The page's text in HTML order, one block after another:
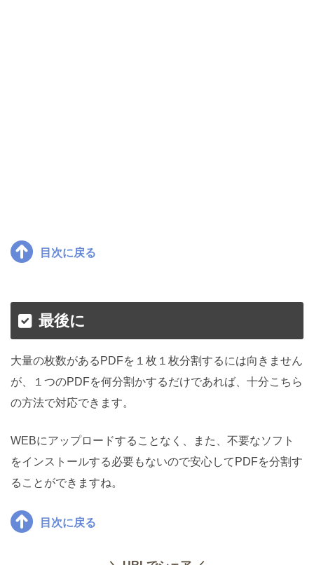
目次に戻る
最後に
大量の枚数があるPDFを１枚１枚分割するには向きません
が、１つのPDFを何分割かするだけであれば、十分こちら
の方法で対応できます。
WEBにアップロードすることなく、また、不要なソフト
をインストールする必要もないので安心してPDFを分割す
ることができますね。
目次に戻る